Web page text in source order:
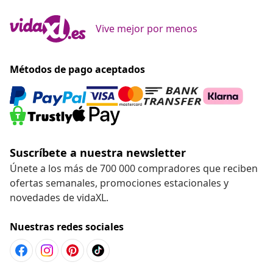
Vive mejor por menos
Métodos de pago aceptados
Suscríbete a nuestra newsletter
Únete a los más de 700 000 compradores que reciben
ofertas semanales, promociones estacionales y
novedades de vidaXL.
Nuestras redes sociales